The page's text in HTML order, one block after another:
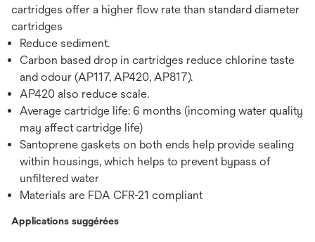
cartridges offer a higher flow rate than standard diameter
cartridges
Reduce sediment.
Carbon based drop in cartridges reduce chlorine taste
and odour (AP117, AP420, AP817).
AP420 also reduce scale.
Average cartridge life: 6 months (incoming water quality
may affect cartridge life)
Santoprene gaskets on both ends help provide sealing
within housings, which helps to prevent bypass of
unfiltered water
Materials are FDA CFR-21 compliant
Applications suggérées